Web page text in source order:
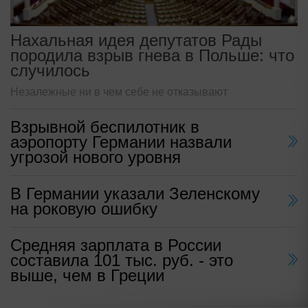
Нахальная идея депутатов Рады
породила взрыв гнева в Польше: что
случилось
Незалежные ни в чем себе не отказывают
Взрывной беспилотник в
аэропорту Германии назвали
угрозой нового уровня
В Германии указали Зеленскому
на роковую ошибку
Средняя зарплата в России
составила 101 тыс. руб. - это
выше, чем в Греции